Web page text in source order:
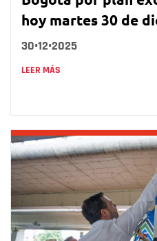
hoy martes 30 de
30•12•2025
LEER MÁS